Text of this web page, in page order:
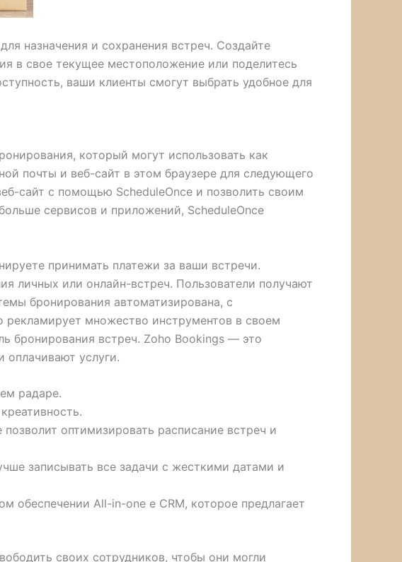
назначения и сохранения встреч. Создайте
в свое текущее местоположение или поделитесь
ваши клиенты смогут выбрать удобное для
который могут использовать как
почты и веб-сайт в этом браузере для следующего
сайт с помощью ScheduleOnce и позволить своим
сервисов и приложений, ScheduleOnce
принимать платежи за ваши встречи.
личных или онлайн-встреч. Пользователи получают
бронирования автоматизирована, с
множество инструментов в своем
бронирования встреч. Zoho Bookings — это
оплачивают услуги.
радаре.
оптимизировать расписание встреч и
записывать все задачи с жесткими датами и
обеспечении All-in-one e CRM, которое предлагает
своих сотрудников, чтобы они могли